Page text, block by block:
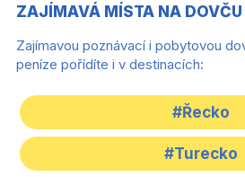
ZAJÍMAVÁ MÍSTA NA DOVČU
Zajímavou poznávací i pobytovou
peníze pořídíte i v destinacích:
#Řecko
#Turecko